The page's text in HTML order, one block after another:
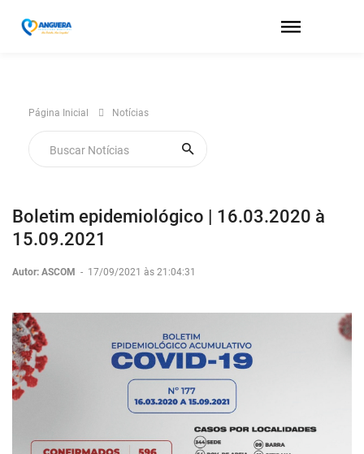
Página Inicial Notícias
Boletim epidemiológico | 16.03.2020 à
15.09.2021
Autor: ASCOM - 17/09/2021 às 21:04:31